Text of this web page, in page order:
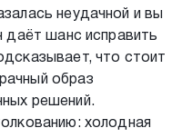
неудачной и вы
даёт шанс исправить
что стоит
образ
решений.
холодная